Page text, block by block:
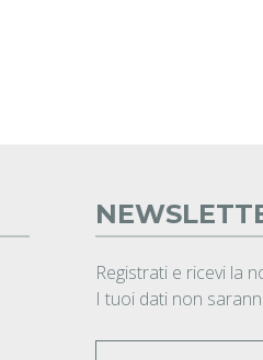
Registrati e ricevi la
I tuoi dati non